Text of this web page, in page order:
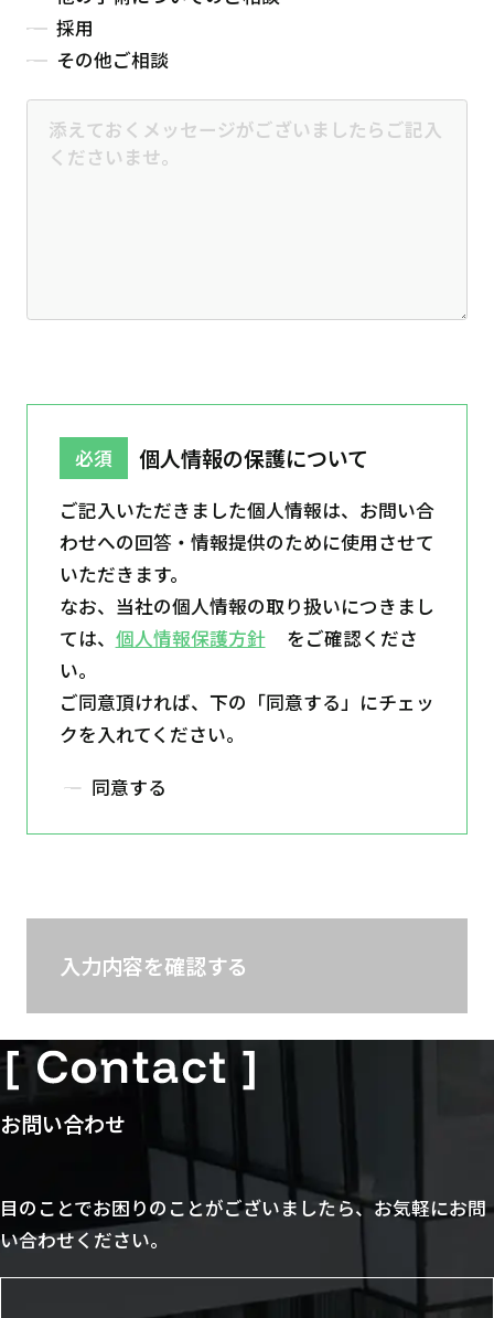
採用
その他ご相談
必須 個人情報の保護について
ご記入いただきました個人情報は、お問い合
わせへの回答・情報提供のために使用させて
いただきます。
なお、当社の個人情報の取り扱いにつきまし
ては、 個人情報保護方針
をご確認くださ
い。
ご同意頂ければ、下の「同意する」にチェッ
クを入れてください。
同意する
入力内容を確認する
お問い合わせ
目のことでお困りのことがございましたら、お気軽にお問
い合わせください。